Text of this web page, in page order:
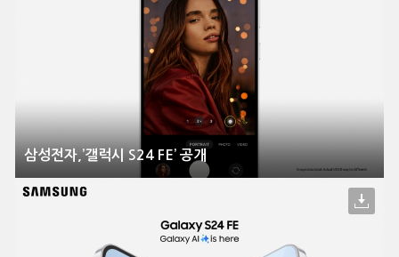
삼성전자,’갤럭시 S24 FE’ 공개